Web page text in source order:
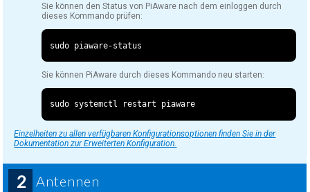
Sie können den Status von PiAware nach dem einloggen durch
dieses Kommando prüfen:
sudo piaware-
Sie können PiAware durch dieses Kommando neu starten:
Einzelheiten zu allen verfügbaren Konfigurationsoptionen finden Sie in der
Dokumentation zur Erweiterten Konfiguration.
2 Antennen